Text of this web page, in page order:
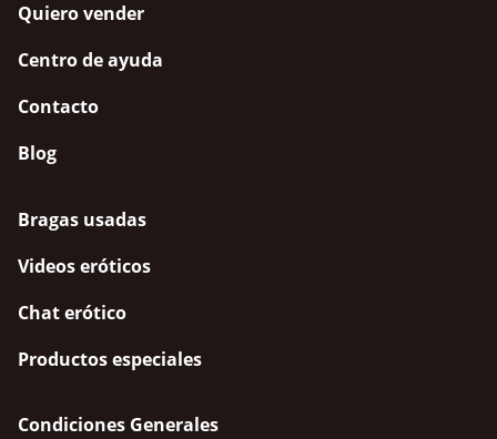
Quiero vender
Centro de ayuda
Contacto
Blog
Bragas usadas
Videos eróticos
Chat erótico
Productos especiales
Condiciones Generales